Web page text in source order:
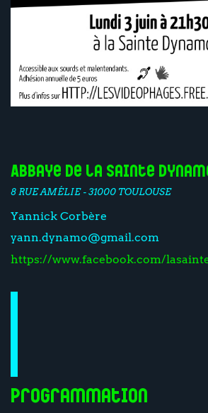
Abbaye de la Sainte
8 RUE AMÉLIE - 31000 TOULOUSE
Yannick Corbère
yann.dynamo@gmail.com
https://www.facebook.com/
Programmation